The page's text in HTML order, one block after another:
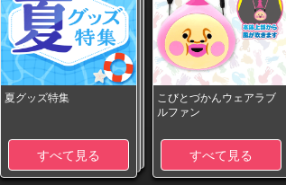
夏グッズ特集
すべて見る
こびとづかんウェアラブ
ルファン
すべて見る